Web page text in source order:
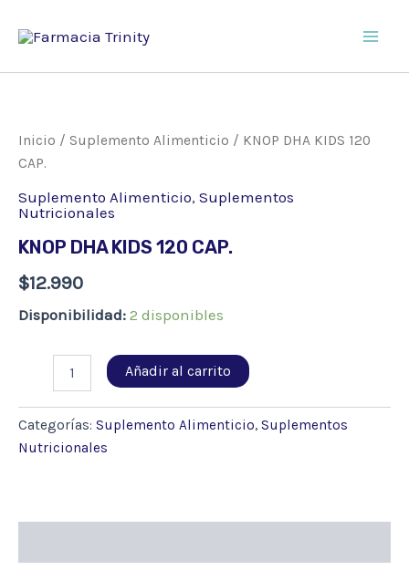
Inicio / Suplemento Alimenticio / KNOP DHA KIDS 120
CAP.
Suplemento Alimenticio, Suplementos
Nutricionales
KNOP DHA KIDS 120 CAP.
$12.990
Disponibilidad: 2 disponibles
120
cantidad
Añadir al carrito
Categorías: Suplemento Alimenticio, Suplementos
Nutricionales